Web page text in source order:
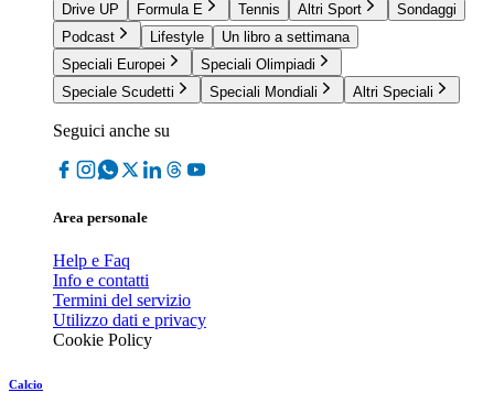
Drive UP
Formula E Tennis Altri Sport
Sondaggi
Podcast
Lifestyle
Un libro a settimana
Speciali Europei
Speciali Olimpiadi
Speciale Scudetti
Speciali Mondiali Altri Speciali
Seguici anche su
Area personale
Help e Faq
Info e contatti
Termini del servizio
Utilizzo dati e privacy
Cookie Policy
Calcio